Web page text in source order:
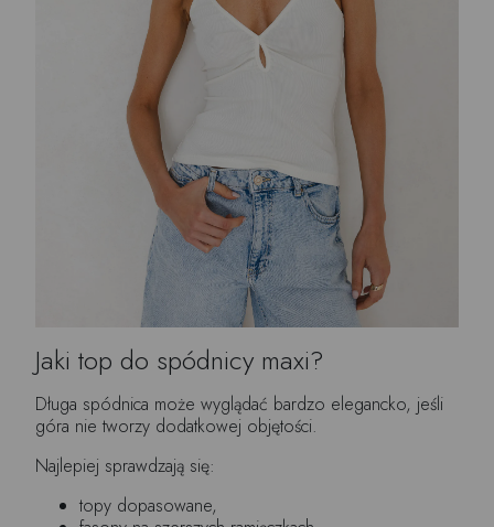
Jaki top do spódnicy maxi?
Długa spódnica może wyglądać bardzo elegancko, jeśli
góra nie tworzy dodatkowej objętości.
Najlepiej sprawdzają się:
topy dopasowane,